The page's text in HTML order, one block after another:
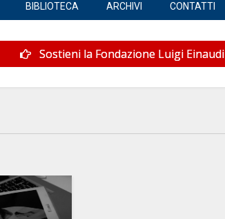
BIBLIOTECA ARCHIVI CONTATTI
Sostieni la Fondazione Luigi Einaudi